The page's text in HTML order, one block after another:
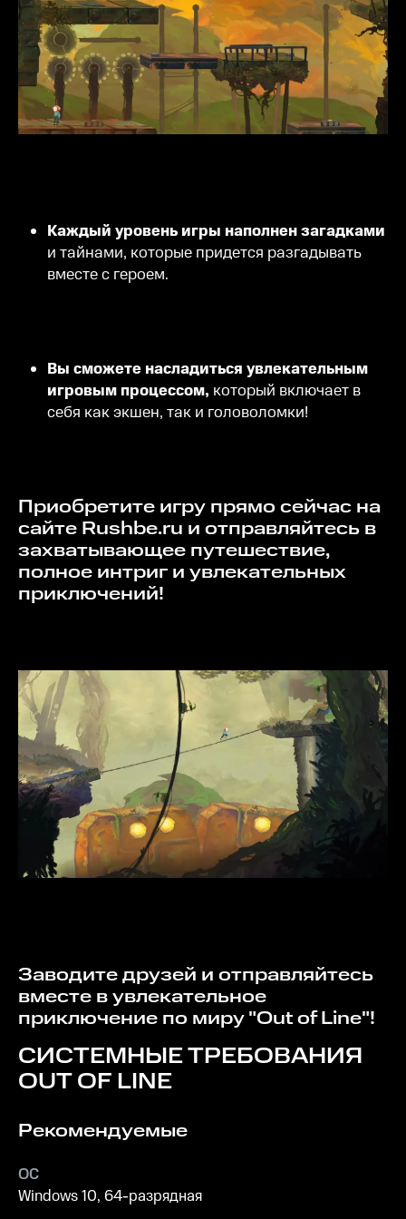
Каждый уровень игры наполнен загадками
и тайнами, которые придется разгадывать
вместе с героем.
Вы сможете насладиться увлекательным
игровым процессом, который включает в
себя как экшен, так и головоломки!
Приобретите игру прямо сейчас на
сайте Rushbe.ru и отправляйтесь в
захватывающее путешествие,
полное интриг и увлекательных
приключений!
Заводите друзей и отправляйтесь
вместе в увлекательное
приключение по миру "Out of Line"!
СИСТЕМНЫЕ ТРЕБОВАНИЯ
OUT OF LINE
Рекомендуемые
ОС
Windows 10, 64-разрядная